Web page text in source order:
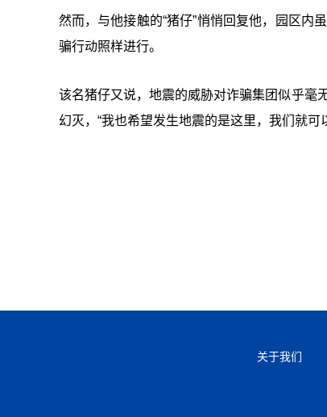
然而，与他接触的“猪仔”悄悄回复他，园区内
骗行动照样进行。
该名猪仔又说，地震的威胁对诈骗集团似乎毫
幻灭，“我也希望发生地震的是这里，我们就
关于我们